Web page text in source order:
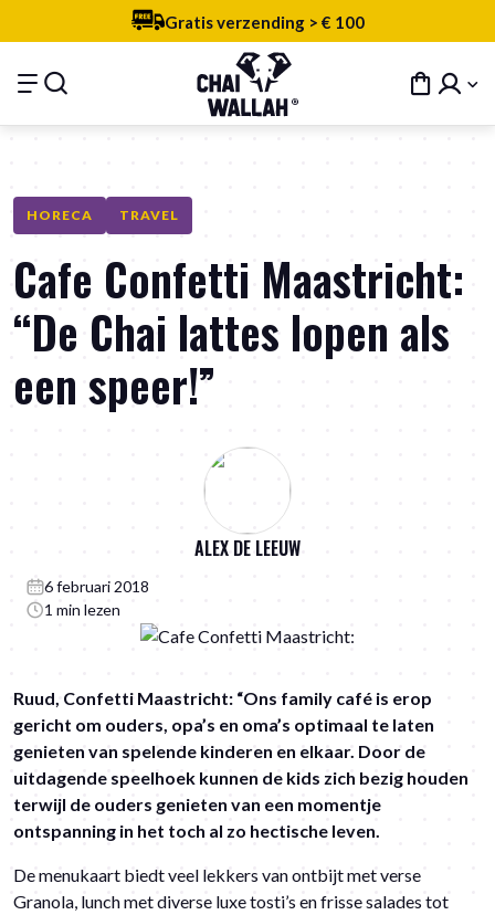
Gratis verzending > € 100
HORECA TRAVEL
Cafe Confetti Maastricht:
“De Chai lattes lopen als
een speer!”
ALEX DE LEEUW
6 februari 2018
1 min lezen
Ruud, Confetti Maastricht: “Ons family café is erop
gericht om ouders, opa’s en oma’s optimaal te laten
genieten van spelende kinderen en elkaar. Door de
uitdagende speelhoek kunnen de kids zich bezig houden
terwijl de ouders genieten van een momentje
ontspanning in het toch al zo hectische leven.
De menukaart biedt veel lekkers van ontbijt met verse
Granola, lunch met diverse luxe tosti’s en frisse salades tot